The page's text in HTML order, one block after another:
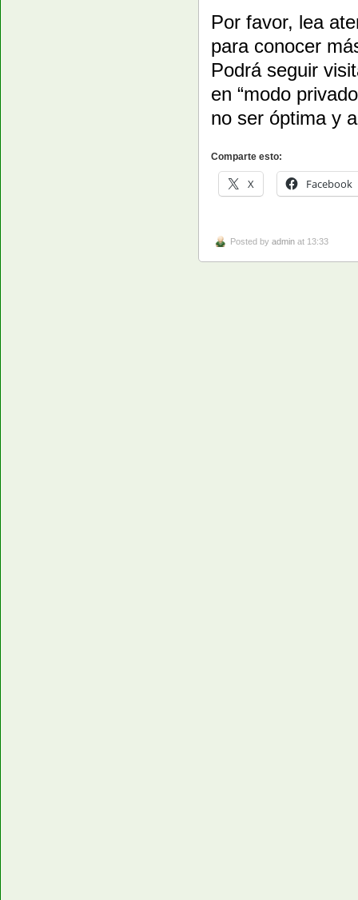
Por favor, lea
para conocer
Podrá seguir
en “modo
no ser óptima y
Comparte esto:
X Facebook
Posted by admin at 13:33